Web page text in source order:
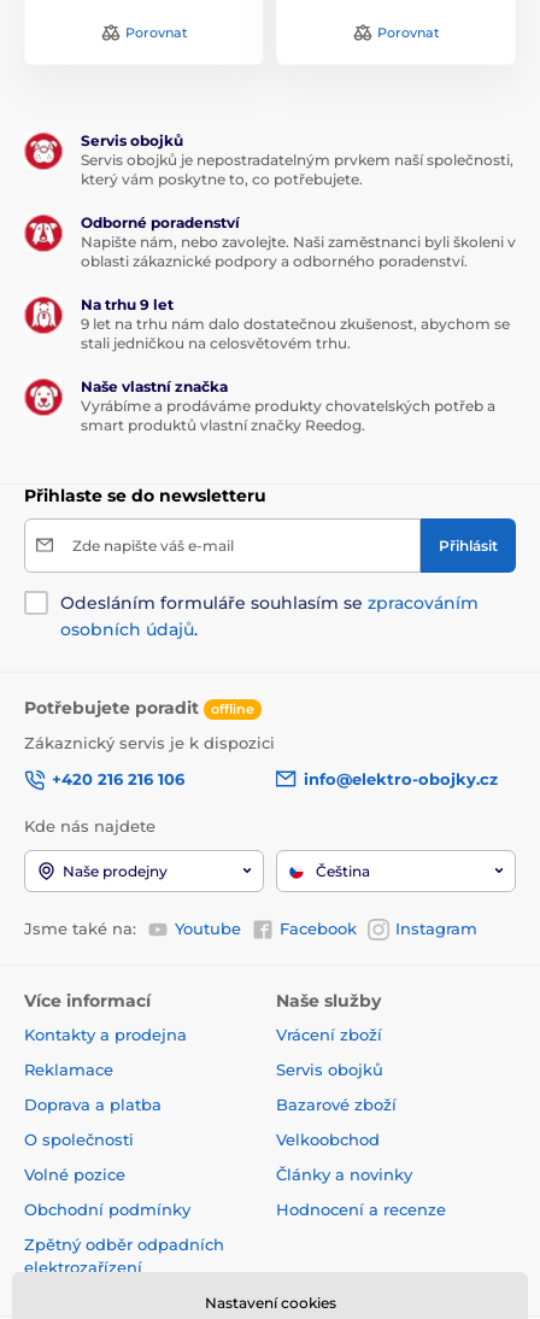
Porovnat Porovnat
Servis obojků
Servis obojků je nepostradatelným prvkem naší společnosti,
který vám poskytne to, co potřebujete.
Odborné poradenství
Napište nám, nebo zavolejte. Naši zaměstnanci byli školeni v
oblasti zákaznické podpory a odborného poradenství.
Na trhu 9 let
9 let na trhu nám dalo dostatečnou zkušenost, abychom se
stali jedničkou na celosvětovém trhu.
Naše vlastní značka
Vyrábíme a prodáváme produkty chovatelských potřeb a
smart produktů vlastní značky Reedog.
Přihlaste se do newsletteru
Zde napište váš e-mail Přihlásit
Odesláním formuláře souhlasím se zpracováním
osobních údajů.
Potřebujete poradit offline
Zákaznický servis je k dispozici
+420 216 216 106
info@elektro-obojky.cz
Kde nás najdete
Naše prodejny Čeština
Jsme také na: Youtube Facebook Instagram
Více informací
Kontakty a prodejna
Reklamace
Doprava a platba
O společnosti
Volné pozice
Obchodní podmínky
Zpětný odběr odpadních
elektrozařízení
Naše služby
Vrácení zboží
Servis obojků
Bazarové zboží
Velkoobchod
Články a novinky
Hodnocení a recenze
Nastavení cookies